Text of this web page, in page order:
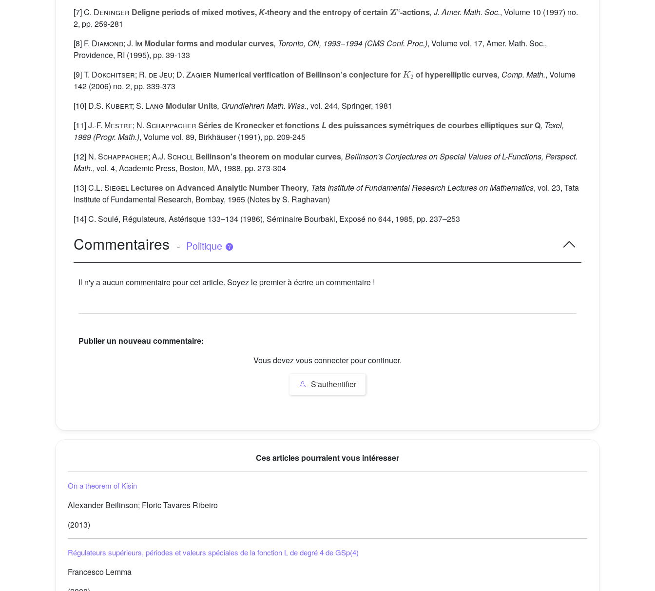
[7]C. Deninger Deligne periods of mixed motives,K-theory and the entropy of certain -actions, J. Amer. Math. Soc., Volume 10 (1997) no.
2, pp. 259-281
[8] F. Diamond; J. Im Modular forms and modular curves, Toronto, ON, 1993–1994 (CMS Conf. Proc.), Volume vol. 17, Amer. Math. Soc.,
Providence, RI (1995), pp. 39-133
[9]T. Dokchitser; R. de Jeu; D. Zagier Numerical verification of Beilinson's conjecture for of hyperelliptic curves, Comp. Math., Volume
142 (2006) no. 2, pp. 339-373
[10] D.S. Kubert; S. Lang Modular Units, Grundlehren Math. Wiss., vol. 244, Springer, 1981
[11]J.-F. Mestre; N. Schappacher Séries de Kronecker et fonctionsL des puissances symétriques de courbes elliptiques surQ, Texel,
1989 (Progr. Math.), Volume vol. 89, Birkhäuser (1991), pp. 209-245
[12] N. Schappacher; A.J. Scholl Beilinson's theorem on modular curves, Beilinson's Conjectures on Special Values of L-Functions, Perspect.
Math., vol. 4, Academic Press, Boston, MA, 1988, pp. 273-304
[13]C.L. Siegel Lectures on Advanced Analytic Number Theory, Tata Institute of Fundamental Research Lectures on Mathematics, vol. 23, Tata
Institute of Fundamental Research, Bombay, 1965 (Notes by S. Raghavan)
[14] C. Soulé, Régulateurs, Astérisque 133–134 (1986), Séminaire Bourbaki, Exposé no 644, 1985, pp. 237–253
Commentaires - Politique
Il n'y a aucun commentaire pour cet article. Soyez le premier à écrire un commentaire !
Publier un nouveau commentaire:
Vous devez vous connecter pour continuer.
S'authentifier
Ces articles pourraient vous intéresser
On a theorem of Kisin
Alexander Beilinson; Floric Tavares Ribeiro
(2013)
Régulateurs supérieurs, périodes et valeurs spéciales de la fonction L de degré 4 de GSp(4)
Francesco Lemma